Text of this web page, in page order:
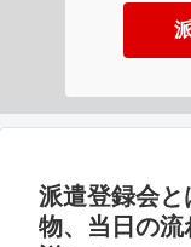
派遣登録会
物、当日の